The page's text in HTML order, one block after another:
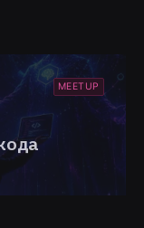
MEETUP